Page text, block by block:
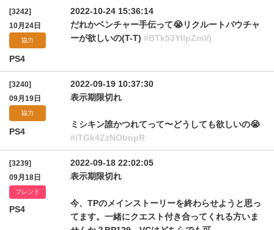
[3242]
10月24日
協力
PS4
2022-10-24 15:36:14
だれかベンチャー手伝って😭リクルートバウチャ
ーが欲しいの(T-T) #BTk53YllpZmVj
[3240]
09月19日
協力
PS4
2022-09-19 10:37:30
表示期限切れ
ミシキン誰かつれてって〜どうしても欲しいの😭
#iTGk4ZzNObnpR
[3239]
09月18日
フレンド
PS4
2022-09-18 22:02:05
表示期限切れ
今、TPのメインストーリーを終わらせようと思っ
てます。一緒にクエスト付き合ってくれる方いま